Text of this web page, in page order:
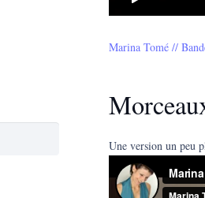
Marina Tomé //
Une version un peu